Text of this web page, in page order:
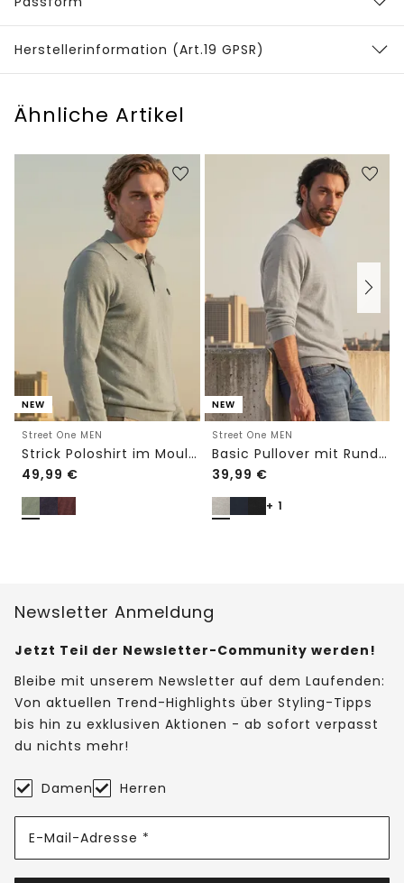
Herstellerinformation (Art.19 GPSR)
Ähnliche Artikel
NEW
Street One MEN
Strick Poloshirt im Mouliné Look
49,99 €
NEW
Street One MEN
Basic Pullover mit Rundhals in Unifarbe
39,99 €
+ 1
Newsletter Anmeldung
Jetzt Teil der Newsletter-Community werden!
Bleibe mit unserem Newsletter auf dem Laufenden:
Von aktuellen Trend-Highlights über Styling-Tipps
bis hin zu exklusiven Aktionen - ab sofort verpasst
du nichts mehr!
Damen Herren
E-Mail-Adresse *